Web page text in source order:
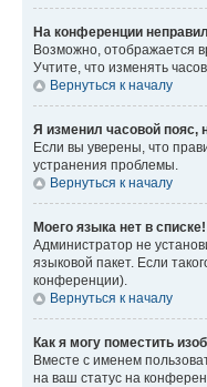
На конференции
Возможно, отображается
Учтите, что изменять
Вернуться к началу
Я изменил часовой пояс,
Если вы уверены, что
устранения проблемы.
Вернуться к началу
Моего языка нет в списке!
Администратор не
языковой пакет. Если
конференции).
Вернуться к началу
Как я могу поместить
Вместе с именем
на ваш статус на